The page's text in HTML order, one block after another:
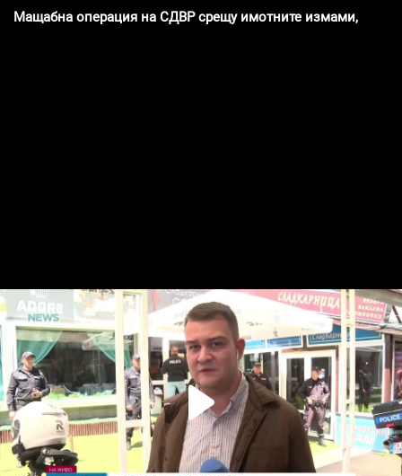
Мащабна операция на СДВР срещу имотните измами, има